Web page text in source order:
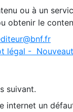
ou à un
obtenir le
légal -
suivant.
internet un